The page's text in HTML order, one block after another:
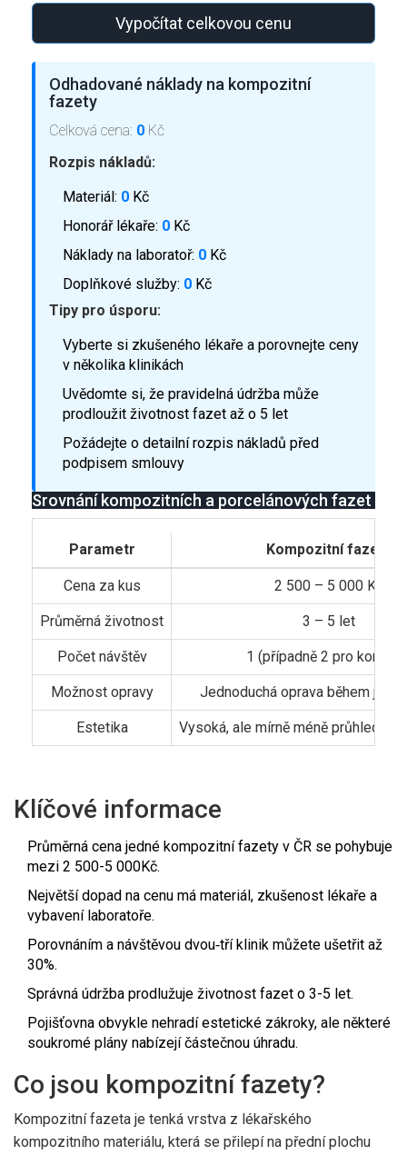
Vypočítat celkovou cenu
Odhadované náklady na kompozitní
fazety
Celková cena: 0 Kč
Rozpis nákladů:
Materiál: 0 Kč
Honorář lékaře: 0 Kč
Náklady na laboratoř: 0 Kč
Doplňkové služby: 0 Kč
Tipy pro úsporu:
Vyberte si zkušeného lékaře a porovnejte ceny
v několika klinikách
Uvědomte si, že pravidelná údržba může
prodloužit životnost fazet až o 5 let
Požádejte o detailní rozpis nákladů před
podpisem smlouvy
Srovnání kompozitních a porcelánových fazet
Parametr Kompozitní fazeta
Cena za kus 2 500 – 5 000 Kč
Průměrná životnost 3 – 5 let
Počet návštěv 1 (případně 2 pro
Možnost opravy Jednoduchá oprava během
Estetika Vysoká, ale mírně méně průhledná
Klíčové informace
Průměrná cena jedné kompozitní fazety v ČR se pohybuje
mezi 2 500-5 000Kč.
Největší dopad na cenu má materiál, zkušenost lékaře a
vybavení laboratoře.
Porovnáním a návštěvou dvou‑tří klinik můžete ušetřit až
30%.
Správná údržba prodlužuje životnost fazet o 3-5 let.
Pojišťovna obvykle nehradí estetické zákroky, ale některé
soukromé plány nabízejí částečnou úhradu.
Co jsou kompozitní fazety?
Kompozitní fazeta je tenká vrstva z lékařského
kompozitního materiálu, která se přilepí na přední plochu